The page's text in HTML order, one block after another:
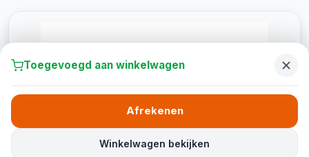
Toegevoegd aan winkelwagen
Winkelwagen bekijken
Afrekenen